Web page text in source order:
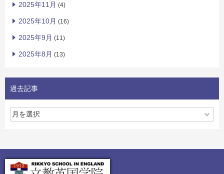
2025年11月 (4)
2025年10月 (16)
2025年9月 (11)
2025年8月 (13)
過去記事